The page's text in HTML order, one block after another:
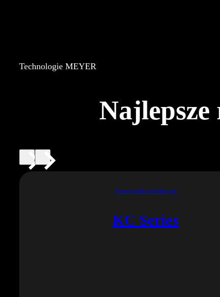
Technologie MEYER
Sortowniki obiektowe
KC Series